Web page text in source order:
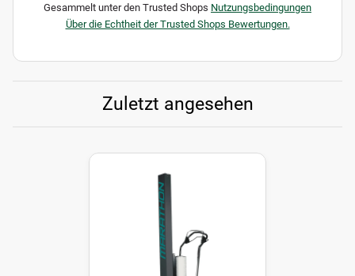
Gesammelt unter den Trusted Shops Nutzungsbedingungen
Über die Echtheit der Trusted Shops Bewertungen.
Zuletzt angesehen